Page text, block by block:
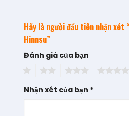
Hãy là người đầu tiên nhận
Hinnsu”
Đánh giá của bạn
Nhận xét của bạn *